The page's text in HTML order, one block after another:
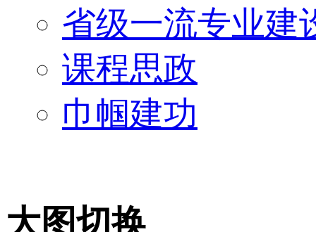
省级一流专业建
课程思政
巾帼建功
大图切换